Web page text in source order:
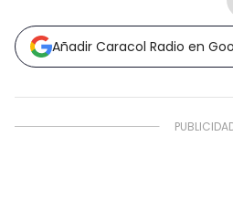
Añadir Caracol Radio en